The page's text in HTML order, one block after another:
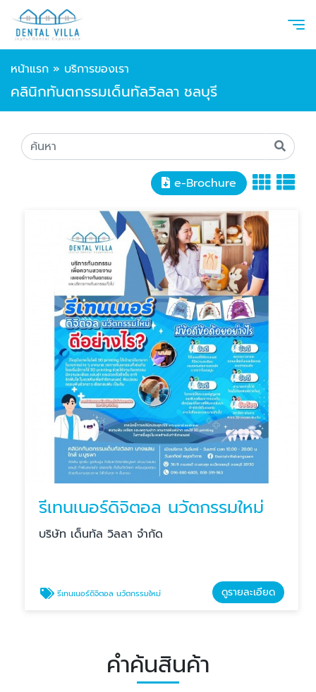
หน้าแรก » บริการของเรา
คลินิกทันตกรรมเด็นทัลวิลลา ชลบุรี
e-Brochure
รีเทนเนอร์ดิจิตอล นวัตกรรมใหม่
บริษัท เด็นทัล วิลลา จำกัด
รีเทนเนอร์ดิจิตอล นวัตกรรมใหม่ ดูรายละเอียด
คำค้นสินค้า